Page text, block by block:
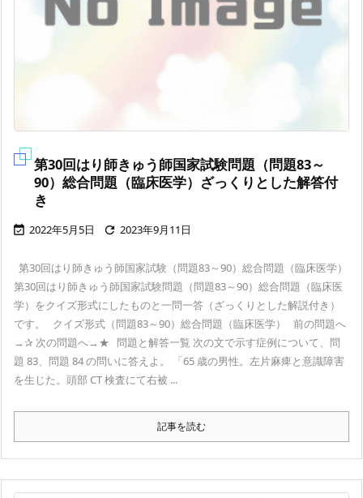
第30回はり師きゅう師国家試験問題（問題83～
90）総合問題（臨床医学）ざっくりとした解答付
き
 2022年5月5日  2023年9月11日
第30回はり師きゅう師国家試験（問題83～90）総合問題（臨床医学）
第30回はり師きゅう師国家試験問題（問題83～90）総合問題（臨床医
学）をクイズ形式にしたものと一問一答（ざっくりとした解説付き）
です。 クイズ形式（問題83～90）総合問題（臨床医学） 前の問題へ
→✰ 次の問題へ→★ 問題と解答一覧 次の文で示す症例について、問
題 83、問題 84 の問いに答えよ。 「65 歳の男性。左片麻痺と意識障害
を生じた。頭部 CT 検査にて右被 ...
記事を読む